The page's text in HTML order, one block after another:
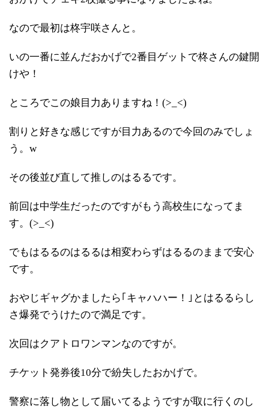
なので最初は柊宇咲さんと。
いの一番に並んだおかげで2番目ゲットで柊さんの鍵開
けや！
ところでこの娘目力ありますね！(>_<)
割りと好きな感じですが目力あるので今回のみでしょ
う。w
その後並び直して推しのはるるです。
前回は中学生だったのですがもう高校生になってま
す。(>_<)
でもはるるのはるるは相変わらずはるるのままで安心
です。
おやじギャグかましたら｢キャハハー！｣とはるるらし
さ爆発でうけたので満足です。
次回はクアトロワンマンなのですが。
チケット発券後10分で紛失したおかげで。
警察に落し物として届いてるようですが取に行くのし